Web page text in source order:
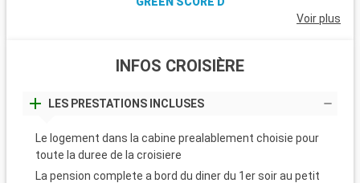
Voir plus
INFOS CROISIÈRE
LES PRESTATIONS INCLUSES
Le logement dans la cabine prealablement choisie pour
toute la duree de la croisiere
La pension complete a bord du diner du 1er soir au petit